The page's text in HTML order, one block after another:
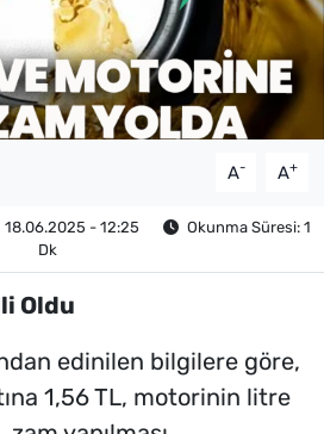
A- A+
18.06.2025 - 12:25
Okunma Süresi: 1
Dk
Oldu
edinilen bilgilere göre,
1,56 TL, motorinin litre